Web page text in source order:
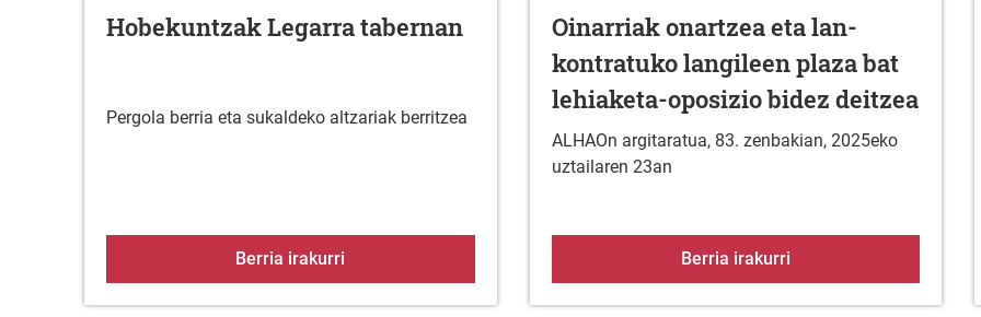
Hobekuntzak Legarra tabernan
Pergola berria eta sukaldeko altzariak berritzea
Berria irakurri
Oinarriak onartzea eta lan-
kontratuko langileen plaza bat
lehiaketa-oposizio bidez deitzea
ALHAOn argitaratua, 83. zenbakian, 2025eko
uztailaren 23an
Berria irakurriOinarriak onartzea eta